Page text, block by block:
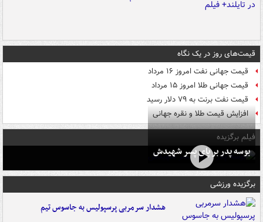
قیمت‌های روز در یک نگاه
قیمت جهانی نفت امروز ۱۶ مرداد
قیمت جهانی طلا امروز ۱۵ مرداد
قیمت نفت برنت به ۷۹ دلار رسید
افزایش قیمت طلا و نقره جهانی
فیلم برگزیده
بوسه‌ پدر بر پای پسر شهیدش
برگزیده ورزشی
هشدار سرمربی پرسپولیس به جاسوس تیم